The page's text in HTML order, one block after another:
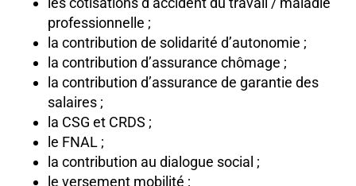
professionnelle ;
la contribution de solidarité d’autonomie ;
la contribution d’assurance chômage ;
la contribution d’assurance de garantie des
salaires ;
la CSG et CRDS ;
le FNAL ;
la contribution au dialogue social ;
le versement mobilité ;